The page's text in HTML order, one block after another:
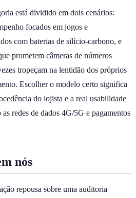
está dividido em dois cenários:
focados em jogos e
com baterias de silício-carbono, e
prometem câmeras de números
tropeçam na lentidão dos próprios
Escolher o modelo certo significa
do lojista e a real usabilidade
redes de dados 4G/5G e pagamentos
nós
repousa sobre uma auditoria